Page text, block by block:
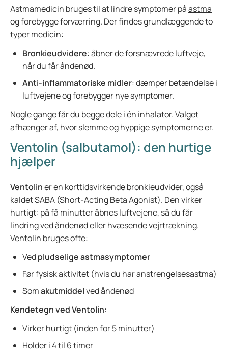
Astmamedicin bruges til at lindre symptomer påastma
og forebygge forværring. Der findes grundlæggende to
typer medicin:
Bronkieudvidere: åbner de forsnævrede luftveje,
når du får åndenød.
Anti-inflammatoriske midler: dæmper betændelse i
luftvejene og forebygger nye symptomer.
Nogle gange får du begge dele i én inhalator. Valget
afhænger af, hvor slemme og hyppige symptomerne er.
Ventolin (salbutamol): den hurtige
hjælper
Ventoliner en korttidsvirkende bronkieudvider, også
kaldet SABA (Short-Acting Beta Agonist). Den virker
hurtigt: på få minutter åbnes luftvejene, så du får
lindring ved åndenød eller hvæsende vejrtrækning.
Ventolin bruges ofte:
Vedpludselige astmasymptomer
Før fysisk aktivitet (hvis du har anstrengelsesastma)
Somakutmiddelved åndenød
Kendetegn ved Ventolin:
Virker hurtigt (inden for 5 minutter)
Holder i 4 til 6 timer